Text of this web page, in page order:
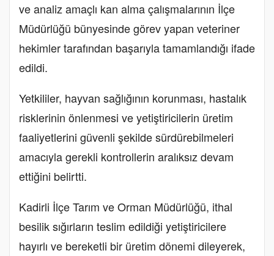
ve analiz amaçlı kan alma çalışmalarının İlçe
Müdürlüğü bünyesinde görev yapan veteriner
hekimler tarafından başarıyla tamamlandığı ifade
edildi.
Yetkililer, hayvan sağlığının korunması, hastalık
risklerinin önlenmesi ve yetiştiricilerin üretim
faaliyetlerini güvenli şekilde sürdürebilmeleri
amacıyla gerekli kontrollerin aralıksız devam
ettiğini belirtti.
Kadirli İlçe Tarım ve Orman Müdürlüğü, ithal
besilik sığırların teslim edildiği yetiştiricilere
hayırlı ve bereketli bir üretim dönemi dileyerek,